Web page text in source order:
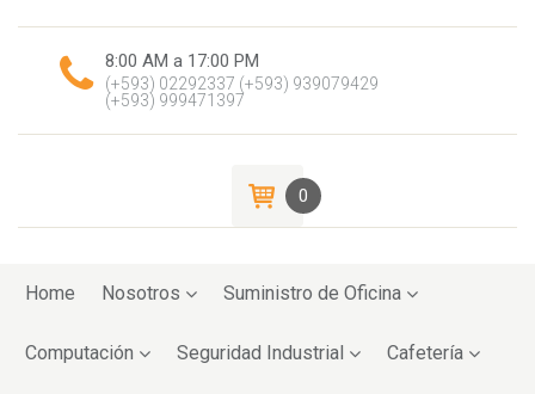
8:00 AM a 17:00 PM
(+593) 02292337 (+593) 939079429
(+593) 999471397
0
toHome Nosotros Suministro de Oficina
Computación Seguridad Industrial Cafetería